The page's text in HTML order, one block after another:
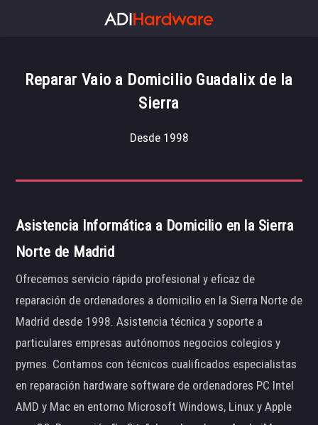
Reparar Vaio a Domicilio Guadalix de la
Sierra
Desde 1998
Asistencia Informática a Domicilio en la Sierra
Norte de Madrid
Ofrecemos servicio rápido profesional y eficaz de
reparación de ordenadores a domicilio en la Sierra Norte de
Madrid desde 1998. Asistencia técnica y soporte a
particulares empresas autónomos negocios colegios y
pymes. Contamos con técnicos cualificados especialistas
en reparación hardware software de ordenadores PC Intel
AMD y Mac en entorno Microsoft Windows, Linux y Apple